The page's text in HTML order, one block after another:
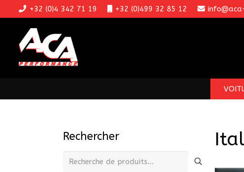
+32 (0)4 342 71 19 +32 (0)499 32 85 12
Rechercher
Recherche